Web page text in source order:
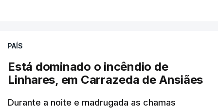
ESTE CONTEÚDO ESTÁ NESTE
PAÍS
Está dominado o incêndio de
Linhares, em Carrazeda de Ansiães
Durante a noite e madrugada as chamas